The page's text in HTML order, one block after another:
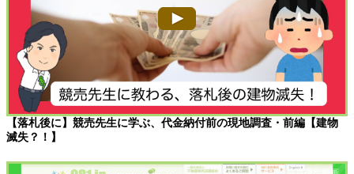
【落札後に】競売先生に学ぶ、代金納付前の現地調査・前編【建物
滅失？！】